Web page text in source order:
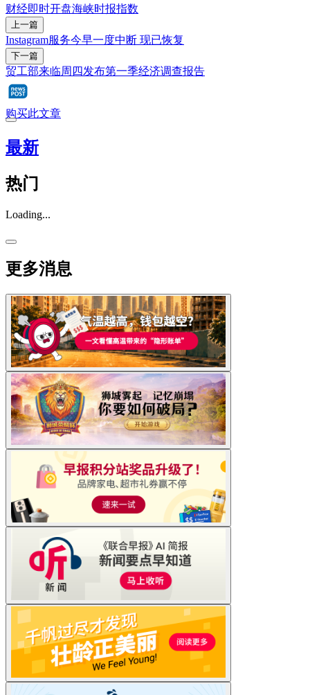
财经即时开盘海峡时报指数
上一篇
Instagram服务今早一度中断 现已恢复
下一篇
贸工部来临周四发布第一季经济调查报告
购买此文章
最新
热门
Loading...
更多消息